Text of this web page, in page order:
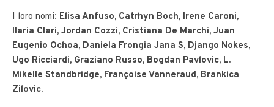
I loro nomi: Elisa Anfuso, Catrhyn Boch, Irene Caroni,
Ilaria Clari, Jordan Cozzi, Cristiana De Marchi, Juan
Eugenio Ochoa, Daniela Frongia Jana S, Django Nokes,
Ugo Ricciardi, Graziano Russo, Bogdan Pavlovic, L.
Mikelle Standbridge, Françoise Vanneraud, Brankica
Zilovic.